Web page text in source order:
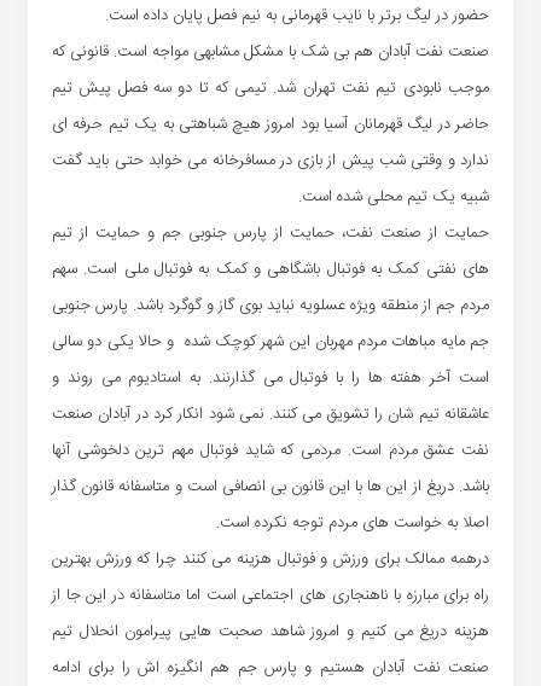
حضور در لیگ برتر با نایب قهرمانی به نیم فصل پایان داده است.
صنعت نفت آبادان هم بی شک با مشکل مشابهی مواجه است. قانونی که
موجب نابودی تیم نفت تهران شد. تیمی که تا دو سه فصل پیش تیم
حاضر در لیگ قهرمانان آسیا بود امروز هیچ شباهتی به یک تیم حرفه ای
ندارد و وقتی شب پیش از بازی در مسافرخانه می خوابد حتی باید گفت
شبیه یک تیم محلی شده است.
حمایت از صنعت نفت، حمایت از پارس جنوبی جم و حمایت از تیم
های نفتی کمک به فوتبال باشگاهی و کمک به فوتبال ملی است. سهم
مردم جم از منطقه ویژه عسلویه نباید بوی گاز و گوگرد باشد. پارس جنوبی
جم مایه مباهات مردم مهربان این شهر کوچک شده و حالا یکی دو سالی
است آخر هفته ها را با فوتبال می گذارنند. به استادیوم می روند و
عاشقانه تیم شان را تشویق می کنند. نمی شود انکار کرد در آبادان صنعت
نفت عشق مردم است. مردمی که شاید فوتبال مهم ترین دلخوشی آنها
باشد. دریغ از این ها با این قانون بی انصافی است و متاسفانه قانون گذار
اصلا به خواست های مردم توجه نکرده است.
درهمه ممالک برای ورزش و فوتبال هزینه می کنند چرا که ورزش بهترین
راه برای مبارزه با ناهنجاری های اجتماعی است اما متاسفانه در این جا از
هزینه دریغ می کنیم و امروز شاهد صحبت هایی پیرامون انحلال تیم
صنعت نفت آبادان هستیم و پارس جم هم انگیزه اش را برای ادامه